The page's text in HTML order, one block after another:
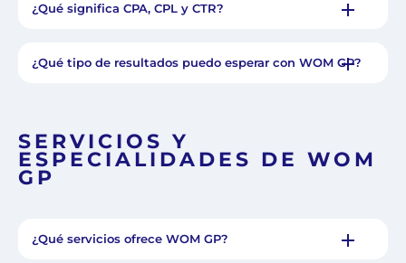
¿Qué significa CPA, CPL y CTR?
¿Qué tipo de resultados puedo esperar con WOM GP?
SERVICIOS Y
ESPECIALIDADES DE WOM
GP
¿Qué servicios ofrece WOM GP?